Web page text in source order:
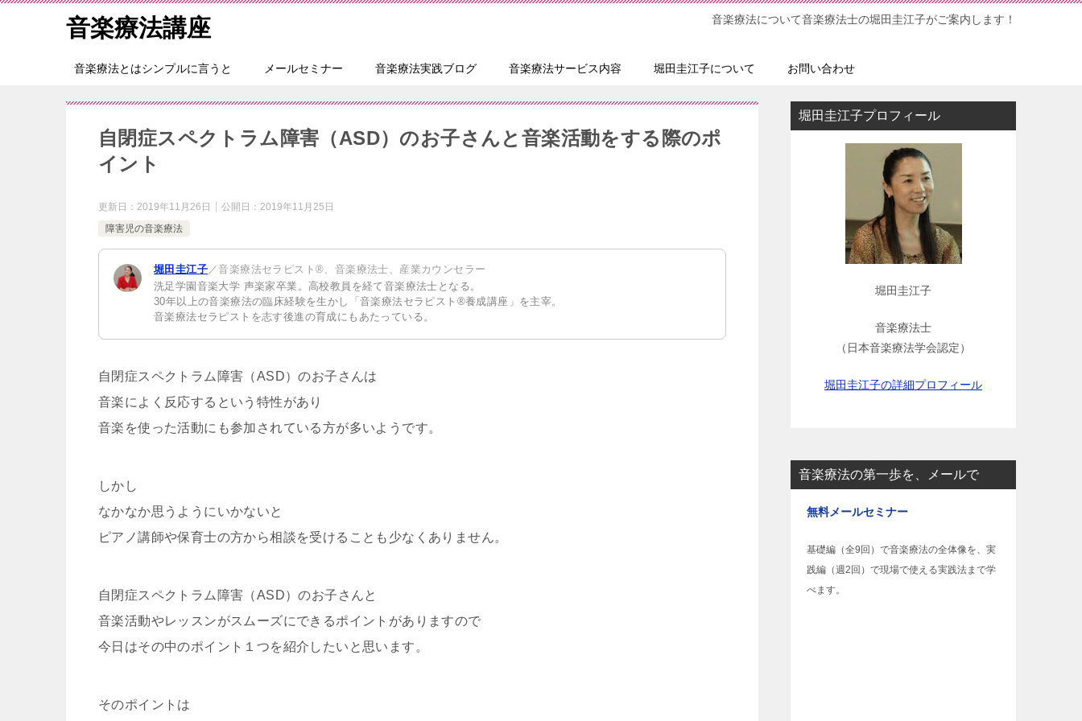
音楽療法講座 音楽療法について音楽療法士の堀田圭江子がご案内します！
音楽療法とはシンプルに言うと メールセミナー 音楽療法実践ブログ 音楽療法サービス内容 堀田圭江子について お問い合わせ
自閉症スペクトラム障害（ASD）のお子さんと音楽活動をする際のポ
イント
更新日： 2019年11月26日 公開日： 2019年11月25日
障害児の音楽療法
堀田圭江子／音楽療法セラピスト®、音楽療法士、産業カウンセラー
洗足学園音楽大学 声楽家卒業。高校教員を経て音楽療法士となる。
30年以上の音楽療法の臨床経験を生かし「音楽療法セラピスト®養成講座」を主宰。
音楽療法セラピストを志す後進の育成にもあたっている。
自閉症スペクトラム障害（ASD）のお子さんは
音楽によく反応するという特性があり
音楽を使った活動にも参加されている方が多いようです。
しかし
なかなか思うようにいかないと
ピアノ講師や保育士の方から相談を受けることも少なくありません。
自閉症スペクトラム障害（ASD）のお子さんと
音楽活動やレッスンがスムーズにできるポイントがありますので
今日はその中のポイント１つを紹介したいと思います。
そのポイントは
堀田圭江子プロフィール
堀田圭江子
音楽療法士
（日本音楽療法学会認定）
堀田圭江子の詳細プロフィール
音楽療法の第一歩を、メールで
無料メールセミナー
基礎編（全9回）で音楽療法の全体像を、実
践編（週2回）で現場で使える実践法まで学
べます。